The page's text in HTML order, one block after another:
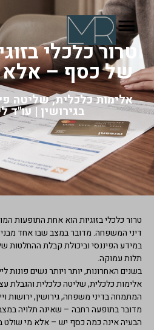
טרור כלכלי
של כסף –
אלימות כלכלית, שליטה
בגירושין | עו"ד
טרור כלכלי בזוגיות הוא אחת התופעות
דיני המשפחה. מדובר במצב שבו אחד
במידע הפיננסי וביכולת קבלת ההחלטות
תלות עמוקה.
בשנים האחרונות, יותר ויותר נשים פונות
אלימות כלכלית, שליטה כלכלית והגבלת
המתמחה בדיני משפחה, גירושין, ירושות
מדובר בתופעה רחבה – שאינה תלויה
הבעיה אינה כמה כסף יש – אלא מי שולט